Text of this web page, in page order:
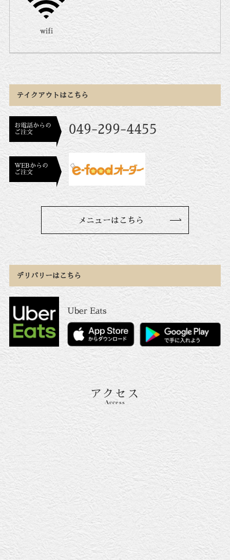
wifi
テイクアウトはこちら
お電話からの
ご注文
049-299-4455
WEBからの
ご注文
メニューはこちら
デリバリーはこちら
Uber Eats
アクセス
Access